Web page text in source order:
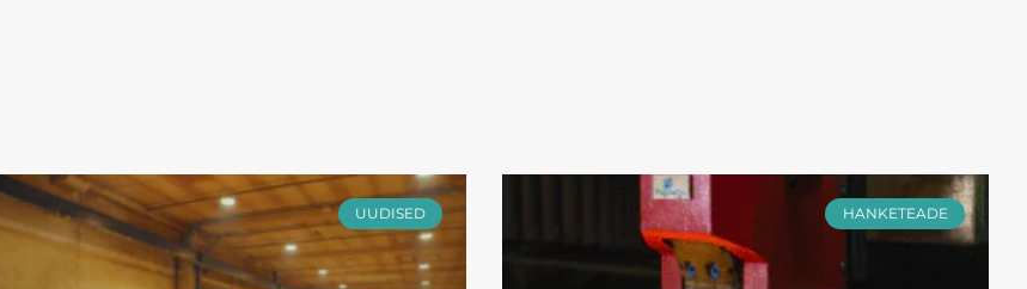
UUDISED HANKETEADE